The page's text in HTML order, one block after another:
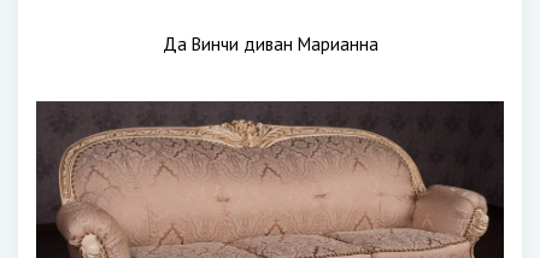
Да Винчи диван Марианна